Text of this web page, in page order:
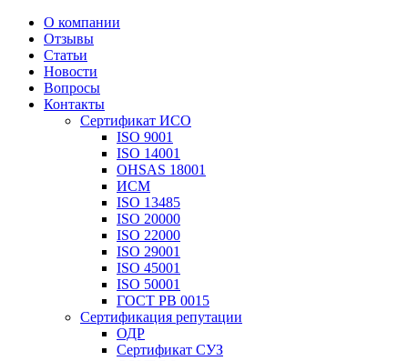
О компании
Отзывы
Статьи
Новости
Вопросы
Контакты
Сертификат ИСО
ISO 9001
ISO 14001
OHSAS 18001
ИСМ
ISO 13485
ISO 20000
ISO 22000
ISO 29001
ISO 45001
ISO 50001
ГОСТ РВ 0015
Сертификация репутации
ОДР
Сертификат СУЗ